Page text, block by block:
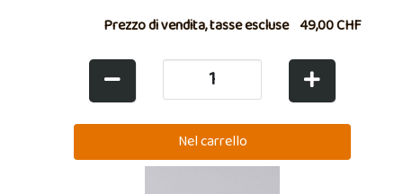
Prezzo di vendita, tasse escluse 49,00 CHF